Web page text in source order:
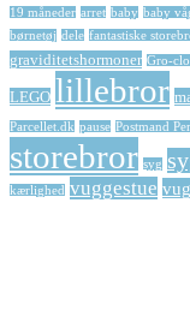
19 måneder arret baby baby
børnetøj dele fantastiske
graviditetshormoner Gro-
LEGO lillebror
Parcellet.dk pause Postmand Per
storebror syg
kærlighed vuggestue